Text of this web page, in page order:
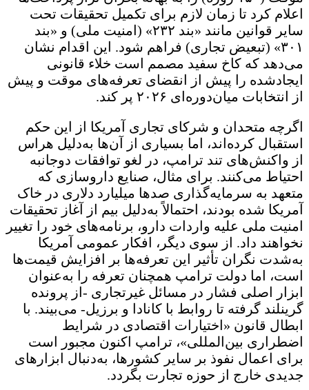
اعلام کرد تا زمان لازم برای تکمیل تحقیقات تحت
سایر قوانین مانند «بند ۲۳۲» (امنیت ملی) و «بند
۳۰۱» (تبعیض تجاری) فراهم شود. این اقدام نشان
می‌دهد که کاخ سفید مصمم است خلاء قانونی
ایجادشده را پیش از انقضای تعرفه‌های موقت و پیش
از انتخابات میان‌دوره‌ای ۲۰۲۶ پر کند.
اگرچه متحدان و شرکای تجاری آمریکا از این حکم
استقبال کرده‌اند، اما بسیاری از آن‌ها به‌دلیل هراس
از واکنش‌های تند ترامپ، در لغو توافقات دوجانبه
احتیاط می‌کنند. برای مثال، صنایع داروسازی که
متعهد به سرمایه‌گذاری صدها میلیارد دلاری در خاک
آمریکا شده بودند، احتمالاً به‌دلیل بیم از آغاز تحقیقات
امنیت ملی علیه واردات دارو، برنامه‌های خود را تغییر
نخواهند داد. از سوی دیگر، افکار عمومی آمریکا
به‌شدت نگران تأثیر این تعرفه‌ها بر افزایش قیمت‌ها
است، اما دولت ترامپ همچنان تعرفه را به‌عنوان
ابزار اصلی فشار در مسائل غیرتجاری -از پرونده
گرینلند گرفته تا روابط با کانادا و برزیل- می‌بیند. با
ابطال قانون «اختیارات اقتصادی در شرایط
اضطراری بین‌المللی»، ترامپ اکنون مجبور است
برای اعمال نفوذ بر سایر کشورها، به‌دنبال ابزارهای
جدیدی خارج از حوزه تجارت بگردد.